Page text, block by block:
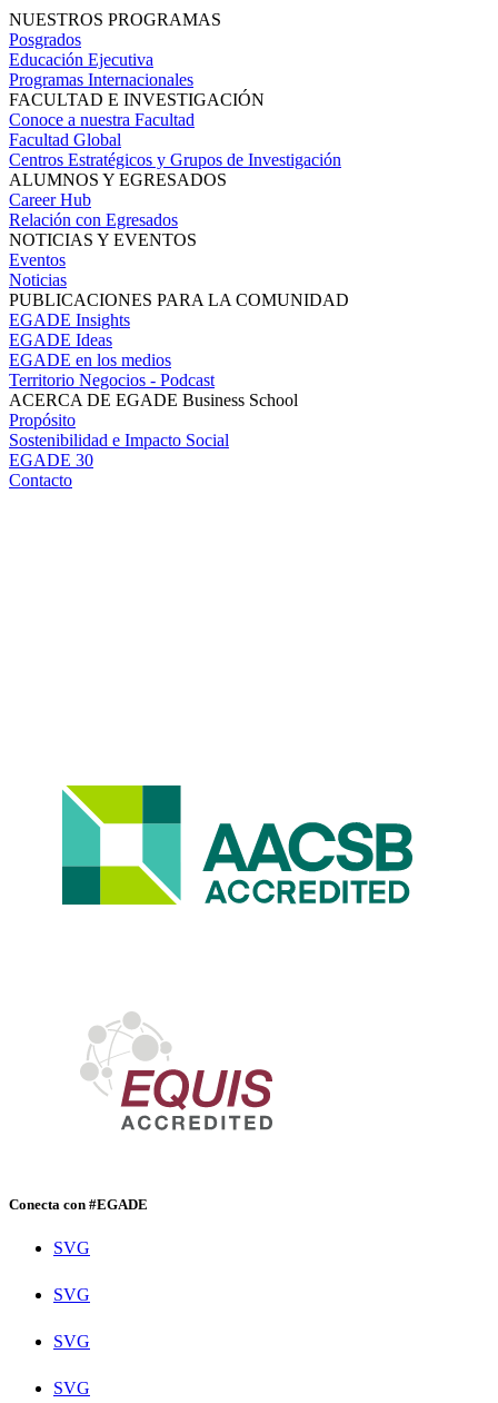
NUESTROS PROGRAMAS
Posgrados
Educación Ejecutiva
Programas Internacionales
FACULTAD E INVESTIGACIÓN
Conoce a nuestra Facultad
Facultad Global
Centros Estratégicos y Grupos de Investigación
ALUMNOS Y EGRESADOS
Career Hub
Relación con Egresados
NOTICIAS Y EVENTOS
Eventos
Noticias
PUBLICACIONES PARA LA COMUNIDAD
EGADE Insights
EGADE Ideas
EGADE en los medios
Territorio Negocios - Podcast
ACERCA DE EGADE Business School
Propósito
Sostenibilidad e Impacto Social
EGADE 30
Contacto
Conecta con #EGADE
SVG
SVG
SVG
SVG